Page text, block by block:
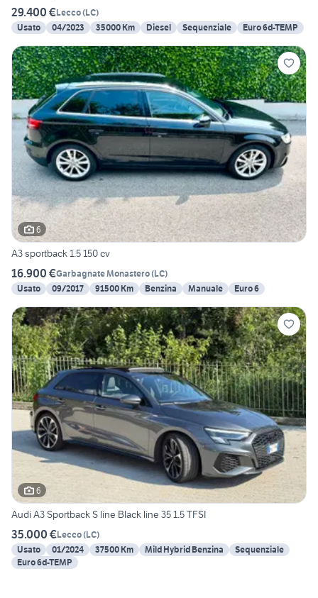
29.400 €Lecco(LC)
Usato
04/2023 35000 Km Diesel Sequenziale Euro 6d-TEMP
6
A3 sportback 1.5 150 cv
16.900 €Garbagnate Monastero(LC)
Usato
09/2017 91500 Km Benzina Manuale Euro 6
6
Audi A3 Sportback S line Black line 35 1.5 TFSI
35.000 €Lecco(LC)
Usato
01/2024 37500 Km Mild Hybrid Benzina
Sequenziale
Euro 6d-TEMP